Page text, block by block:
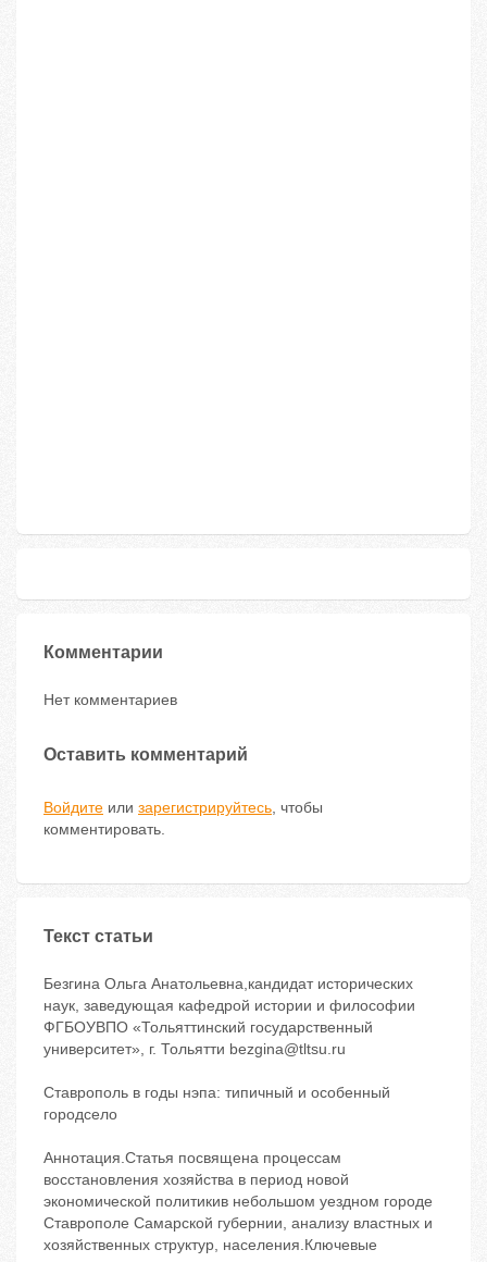
Комментарии
Нет комментариев
Оставить комментарий
Войдите или зарегистрируйтесь, чтобы
комментировать.
Текст статьи
Безгина Ольга Анатольевна,кандидат исторических
наук, заведующая кафедрой истории и философии
ФГБОУВПО «Тольяттинский государственный
университет», г. Тольятти bezgina@tltsu.ru
Ставрополь в годы нэпа: типичный и особенный
городсело
Аннотация.Статья посвящена процессам
восстановления хозяйства в период новой
экономической политикив небольшом уездном городе
Ставрополе Самарской губернии, анализу властных и
хозяйственных структур, населения.Ключевые